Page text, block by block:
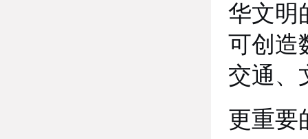
华文明
可创造
交通、
更重要